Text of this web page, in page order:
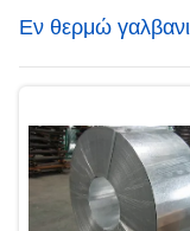
Εν θερμώ
Γάζας